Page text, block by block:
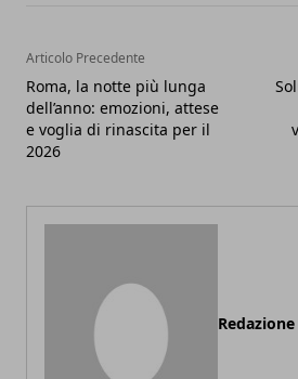
Articolo Precedente
Roma, la notte più lunga
dell’anno: emozioni, attese
e voglia di rinascita per il
2026
Redazione